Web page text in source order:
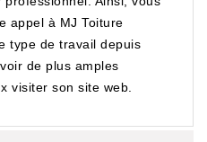
appel à MJ Toiture
type de travail depuis
de plus amples
visiter son site web.